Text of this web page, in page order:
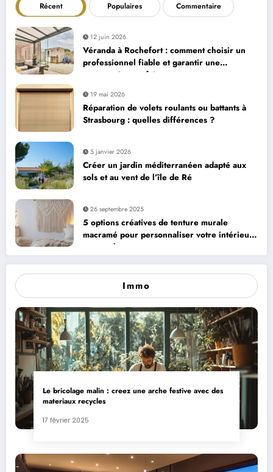
Récent Populaires Commentaire
12 juin 2026
Véranda à Rochefort : comment choisir un
professionnel fiable et garantir une
construction parfaite
19 mai 2026
Réparation de volets roulants ou battants à
Strasbourg : quelles différences ?
5 janvier 2026
Créer un jardin méditerranéen adapté aux
sols et au vent de l’île de Ré
26 septembre 2025
5 options créatives de tenture murale
macramé pour personnaliser votre intérieur
avec style
Immo
Le bricolage malin : creez une arche festive avec des
materiaux recycles
17 février 2025